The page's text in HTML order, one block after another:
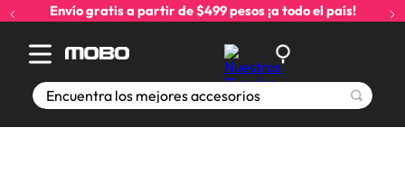
Envío gratis a partir de $499 pesos ¡a todo el país!
Encuentra los mejores accesorios